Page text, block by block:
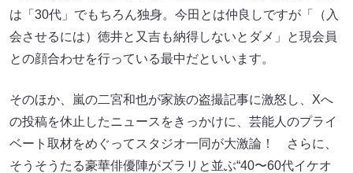
は「30代」でもちろん独身。今田とは仲良しですが「（入
会させるには）徳井と又吉も納得しないとダメ」と現会員
との顔合わせを行っている最中だといいます。
そのほか、嵐の二宮和也が家族の盗撮記事に激怒し、Xへ
の投稿を休止したニュースをきっかけに、芸能人のプライ
ベート取材をめぐってスタジオ一同が大激論！ さらに、
そうそうたる豪華俳優陣がズラリと並ぶ“40〜60代イケオ